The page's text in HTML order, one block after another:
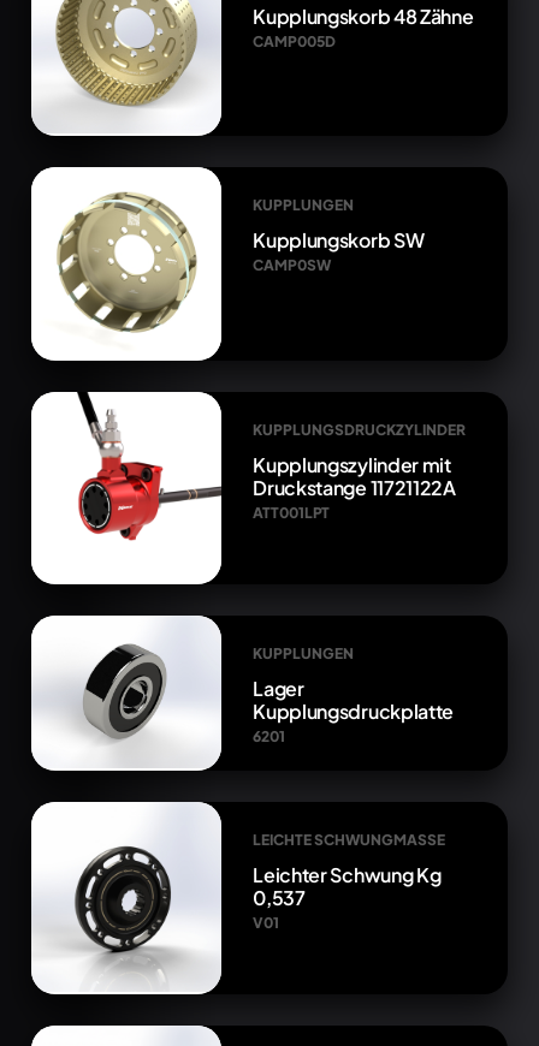
Kupplungskorb 48 Zähne
CAMP005D
KUPPLUNGEN
Kupplungskorb SW
CAMP0SW
KUPPLUNGSDRUCKZYLINDER
Kupplungszylinder mit
Druckstange 11721122A
ATT001LPT
KUPPLUNGEN
Lager
Kupplungsdruckplatte
6201
LEICHTE SCHWUNGMASSE
Leichter Schwung Kg
0,537
V01